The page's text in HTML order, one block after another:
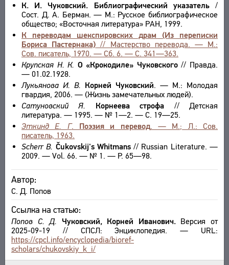
К. И. Чуковский. Библиографический указатель/
Сост. Д. А. Берман. — М.: Русское библиографическое
общество; «Восточная литература» РАН, 1999.
К переводам шекспировских драм (Из переписки
Бориса Пастернака) // Мастерство перевода. — М.:
Сов. писатель, 1970. — Сб. 6. — С. 341—363.
Крупская Н. К. О «Крокодиле» Чуковского// Правда.
— 01.02.1928.
Лукьянова И. В. Корней Чуковский. — М.: Молодая
гвардия, 2006. — (Жизнь замечательных людей).
Сатуновский Я.
Корнеева строфа // Детская
литература. — 1995. — № 1—2. — С. 19—25.
Эткинд Е. Г. Поэзия и перевод. — М.; Л.: Сов.
писатель, 1963.
Scherr B. Čukovskij's Whitmans// Russian Literature. —
2009. — Vol. 66. — № 1. — P. 65—98.
Автор:
С. Д. Попов
Ссылка на статью:
Попов С. Д. Чуковский, Корней Иванович.Версия от
2025-09-19 // СПСЛ: Энциклопедия. — URL:
https://cpcl.info/encyclopedia/bioref-
scholars/chukovskiy_k_i/